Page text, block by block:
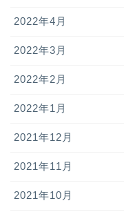
2022年4月
2022年3月
2022年2月
2022年1月
2021年12月
2021年11月
2021年10月